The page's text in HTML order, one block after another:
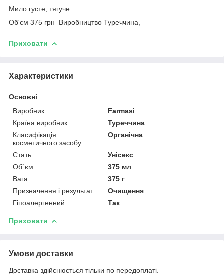
Мило густе, тягуче.
Об'єм 375 грн Виробництво Туреччина,
Приховати
Характеристики
Основні
Виробник
Farmasi
Країна виробник
Туреччина
Класифікація
косметичного засобу
Органічна
Стать
Унісекс
Об`єм
375 мл
Вага
375 г
Призначення і результат
Очищення
Гіпоалергенний
Так
Приховати
Умови доставки
Доставка здійснюється тільки по передоплаті.